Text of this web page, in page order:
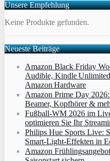
Unsere Empfehlung
Keine Produkte gefunden.
Neueste Beiträge
Amazon Black Friday
Audible, Kindle
Amazon Hardware
Amazon Prime Day
Beamer, Kopfhörer &
Fußball-WM 2026 im
optimieren Sie Ihr
Philips Hue Sports Live:
Smart‑Light‑Effekten in
Amazon